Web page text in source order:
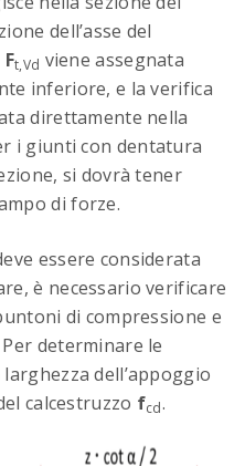
dell’asse del
Ft,Vd viene assegnata
inferiore, e la verifica
direttamente nella
i giunti con dentatura
si dovrà tener
di forze.
essere considerata
è necessario verificare
di compressione e
determinare le
dell’appoggio
calcestruzzo fcd.